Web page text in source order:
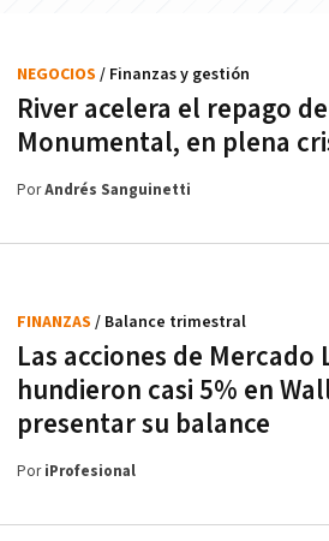
River acelera el repago
Monumental, en plena
NEGOCIOS / Finanzas y gestión
PorAndrés Sanguinetti
Las acciones de Mercado
hundieron casi 5% en
presentar su balance
FINANZAS / Balance trimestral
PoriProfesional